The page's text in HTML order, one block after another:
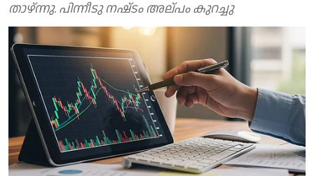
താഴ്ന്നു. പിന്നീടു നഷ്‌ടം അല്പം കുറച്ചു